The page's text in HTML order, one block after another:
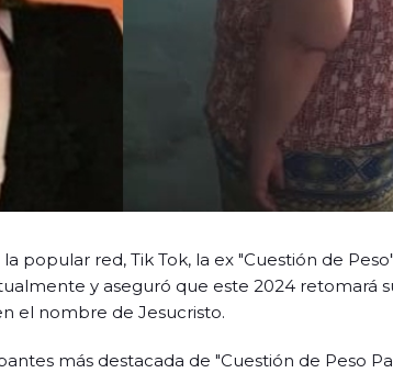
popular red, Tik Tok, la ex "Cuestión de
y aseguró que este 2024 retomará
el nombre de Jesucristo.
más destacada de "Cuestión de Peso